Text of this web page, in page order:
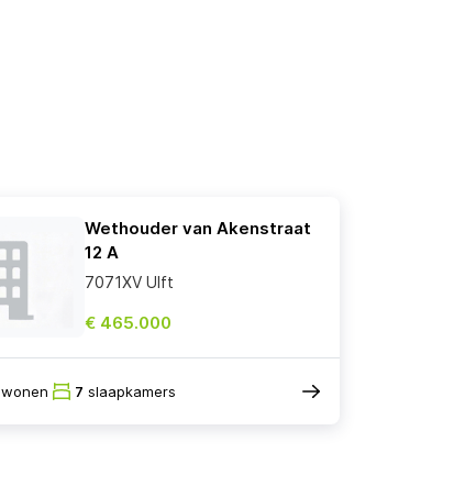
Wethouder van Akenstraat
12 A
7071XV Ulft
€ 465.000
wonen 7 slaapkamers